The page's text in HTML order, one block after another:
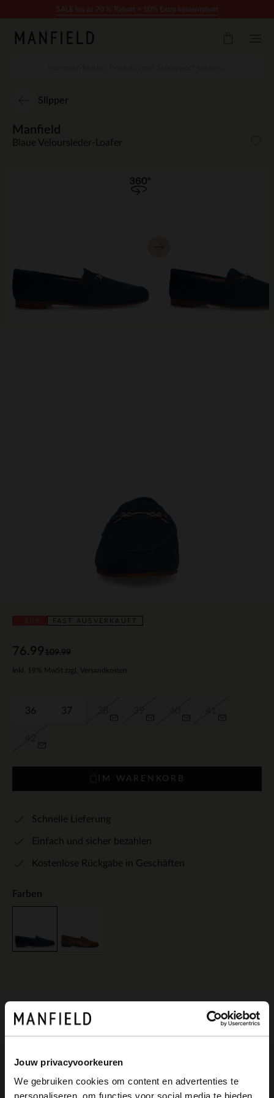
Jouw privacyvoorkeuren
We gebruiken cookies om content en advertenties te
Slipper
FAST AUSVERKAUFT
Manfield
Blaue Veloursleder-Loafer
109.99
76.99
Inkl. 19% MwSt zzgl. Versandkosten
36 37
IM WARENKORB
Schnelle Lieferung
Einfach und sicher bezahlen
Kostenlose Rückgabe in Geschäften
Farben
Produktbeschreibung
Slipper sind aus Veloursleder gearbeitet